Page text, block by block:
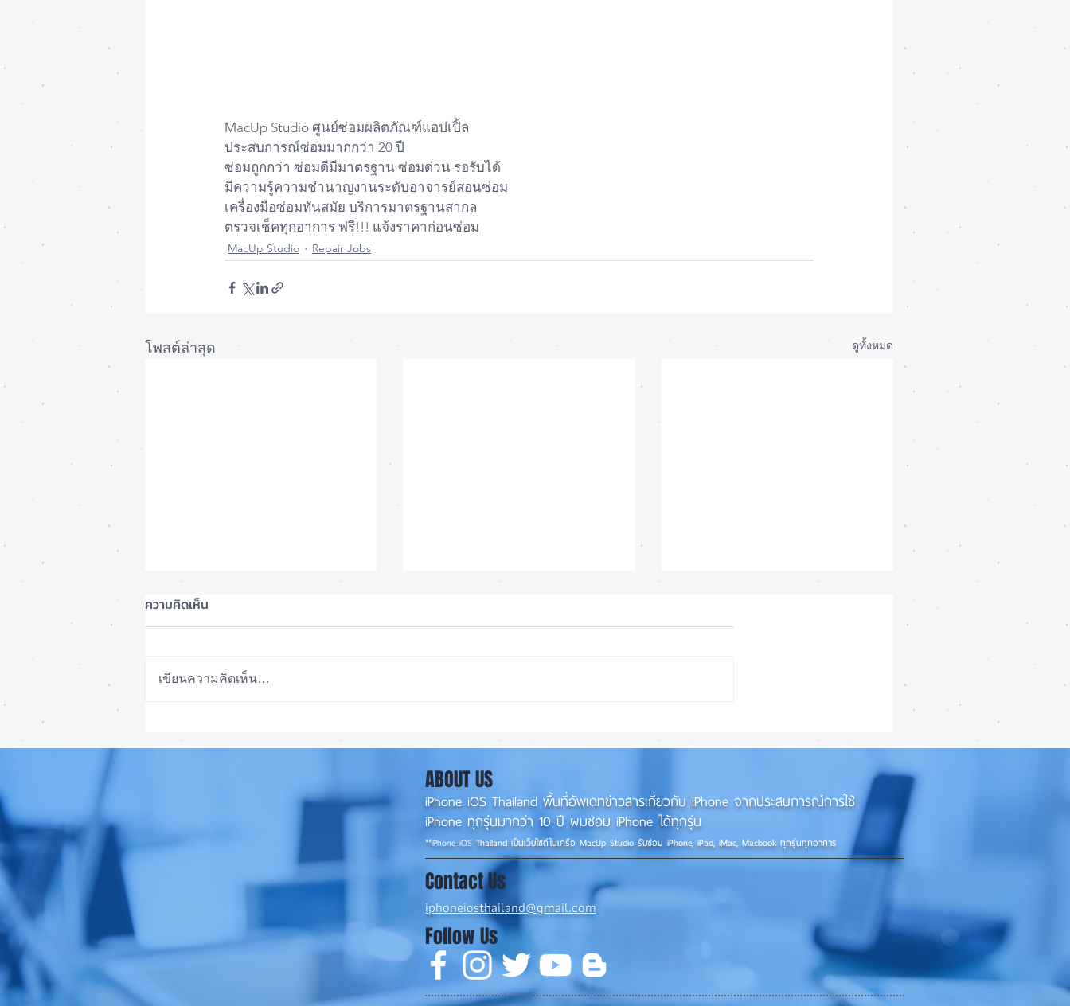
MacUp Studio ศูนย์ซ่อมผลิตภัณฑ์แอปเปิ้ล
ประสบการณ์ซ่อมมากกว่า 20 ปี
ซ่อมถูกกว่า ซ่อมดีมีมาตรฐาน ซ่อมด่วน รอรับได้
มีความรู้ความชำนาญงานระดับอาจารย์สอนซ่อม
เครื่องมือซ่อมทันสมัย บริการมาตรฐานสากล
ตรวจเช็คทุกอาการ ฟรี!!! แจ้งราคาก่อนซ่อม
MacUp Studio Repair Jobs
โพสต์ล่าสุด ดูทั้งหมด
แตก ลอกจอได้ ถูกกว่าเปลี่ยนจอ
ร้านซ่อมiPadขอนแก่น
0956565090
เครื่องยิงเลเซอร์
ความคิดเห็น
เขียนความคิดเห็น…
ABOUT US
iPhone iOS Thailand พื้นที่อัพเดทข่าวสารเกี่ยวกับ iPhone จากประสบการณ์การใช้
iPhone ทุกรุ่นมากว่า 10 ปี ผมซ่อม iPhone ได้ทุกรุ่น
**iPhone iOS Thailand เป็นเว็บไซต์ในเครือ MacUp Studio รับซ่อม iPhone, iPad, iMac, Macbook ทุกรุ่นทุกอาการ
Contact Us
iphoneiosthailand@gmail.com
Follow Us